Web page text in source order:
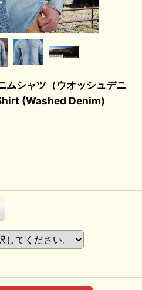
ムシャツ（ウオッシュデニ
(Washed Denim)